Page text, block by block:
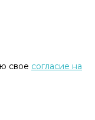
свое согласие на